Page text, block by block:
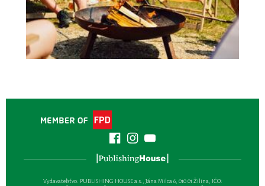
Vydavateľsťvo: PUBLISHING HOUSE a.s., Jána Milca 6, 010 01 Žilina, IČO: